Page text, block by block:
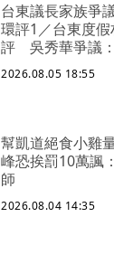
台東議長家族爭
環評1／台東度
評 吳秀華爭議
2026.08.05 18:55
幫凱道絕食小雞
峰恐挨罰10萬諷
師
2026.08.04 14:35